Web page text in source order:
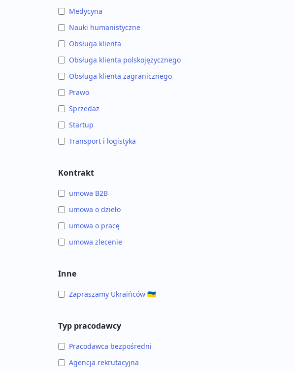
Medycyna
Nauki humanistyczne
Obsługa klienta
Obsługa klienta polskojęzycznego
Obsługa klienta zagranicznego
Prawo
Sprzedaż
Startup
Transport i logistyka
Kontrakt
umowa B2B
umowa o dzieło
umowa o pracę
umowa zlecenie
Inne
Zapraszamy Ukraińców 🇺🇦
Typ pracodawcy
Pracodawca bezpośredni
Agencja rekrutacyjna